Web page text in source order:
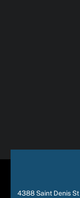
4388 Saint Denis